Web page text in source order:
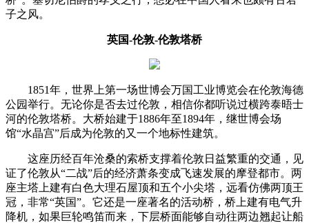
子之风。
英国-伦敦-伦敦塔桥
1851年，世界上第一场世博会万国工业博览会在伦敦海德
公园举行。无论你是否去过伦敦，相信你都听说过横跨泰晤士
河的伦敦塔桥。大桥始建于1886年至1894年，继世博会场
馆“水晶宫”后成为伦敦的又一个地标性建筑。
这座历经百年沧桑的索桥支撑着伦敦日益繁重的交通，见
证了伦敦从“二战”后的经济萧条变成飞速发展的摩登都市。两
座主塔上建有白色大理石屋顶和五个小尖塔，远看仿佛两顶王
冠，非常“英国”。它还是一座著名的活动桥，桥上建有电气升
降机，如果巨轮鸣笛而来，下层桥面能够自动往两边翘起让船